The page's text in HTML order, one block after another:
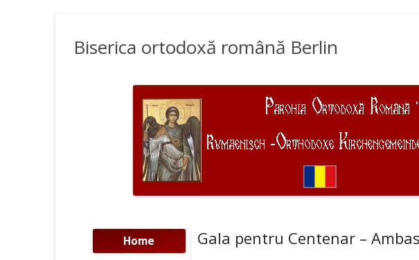
Biserica ortodoxă română Berlin
Gala pentru Centenar –
Home